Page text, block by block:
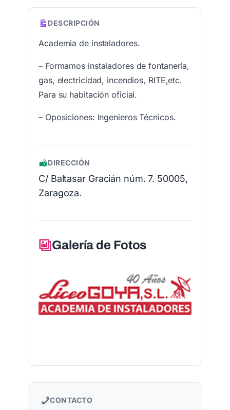
DESCRIPCIÓN
Academia de instaladores.
– Formamos instaladores de fontanería,
gas, electricidad, incendios, RITE,etc.
Para su habitación oficial.
– Oposiciones: Ingenieros Técnicos.
DIRECCIÓN
C/ Baltasar Gracián núm. 7. 50005,
Zaragoza.
Galería de Fotos
CONTACTO